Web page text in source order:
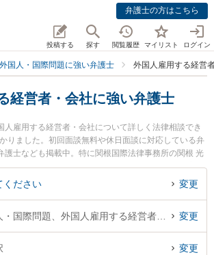
弁護士の方はこちら
投稿する 探す 閲覧履歴 マイリスト ログイン
外国人・国際問題に強い弁護士 外国人雇用する経営
経営者・会社に強い弁護士
人雇用する経営者・会社について詳しく法律相談でき
りました。初回面談無料や休日面談に対応している弁
護士なども掲載中。特に関根国際法律事務所の関根 光
所の神村 大輔弁護士、中津法律事務所の中津 慶太郎弁
や弁護士費用、強みなどが注目されています。東京や
都市圏の弁護士から福岡、札幌、仙台といった中核都
土日や夜間に発生した外国人雇用する経営者・会社の
士に相談したい』『外国人雇用する経営者・会社のト
大阪の弁護士を検索したい』『初回相談無料で外国人
ください 変更
変更
変更